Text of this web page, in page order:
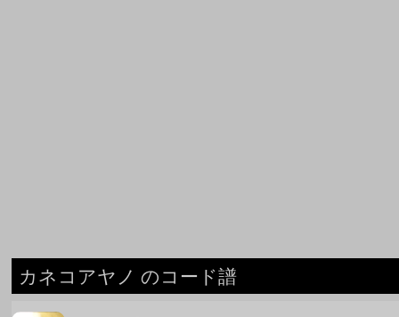
カネコアヤノ のコード譜